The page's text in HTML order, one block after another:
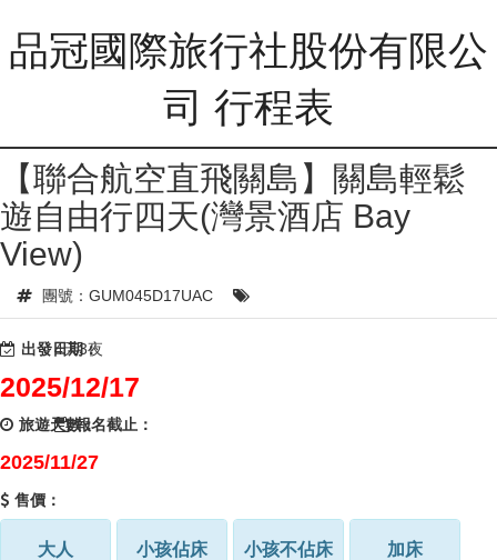
品冠國際旅行社股份有限公
司 行程表
【聯合航空直飛關島】關島輕鬆
遊自由行四天(灣景酒店 Bay
View)
團號：GUM045D17UAC
出發日期：
2025/12/17
旅遊天數：
4天3夜
報名截止：
2025/11/27
售價：
大人 小孩佔床 小孩不佔床 加床